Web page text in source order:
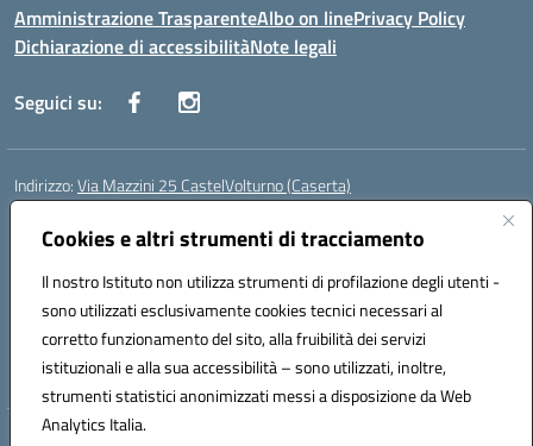
Cookies e altri strumenti di tracciamento
Il nostro Istituto non utilizza strumenti di profilazione degli utenti -
sono utilizzati esclusivamente cookies tecnici necessari al
corretto funzionamento del sito, alla fruibilità dei servizi
istituzionali e alla sua accessibilità – sono utilizzati, inoltre,
strumenti statistici anonimizzati messi a disposizione da Web
Analytics Italia.
Amministrazione TrasparenteAlbo on linePrivacy Policy
Dichiarazione di accessibilitàNote legali
Seguici su:
Indirizzo:Via Mazzini 25 CastelVolturno (Caserta)
Centralino:
Posta elettronica certificata (PEC):ceis014005@pec.istruzione.it
Codice fiscale: 93063510619
Codice meccanografico:CEIS014005
Codice Indice delle Pubbliche Amministrazioni (IPA): istsc_ceis014005
Codice unico di fatturazione (CUF): UOU8EW